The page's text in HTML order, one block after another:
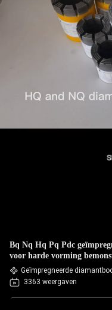
Bq Nq Hq Pq Pdc
voor harde vorming
Geïmpregneerde
3363 weergaven